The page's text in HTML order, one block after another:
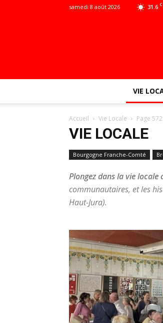
31.6 C
samedi 8 août 2026
VIE
Accueil Vie Locale Page 572
VIE LOCALE
Bourgogne Franche-Comté
Plongez dans la vie locale
communautaires, et les
Haut-Jura).